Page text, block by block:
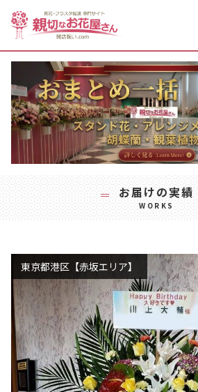
お届けの実績
WORKS
東京都港区【赤坂エリア】